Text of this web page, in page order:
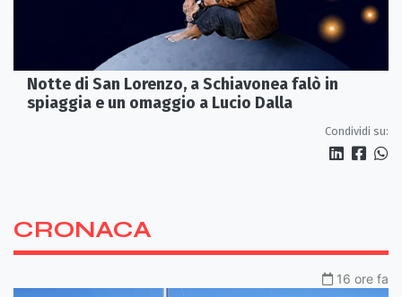
Notte di San Lorenzo, a Schiavonea falò in
spiaggia e un omaggio a Lucio Dalla
Condividi su:
CRONACA
16 ore fa